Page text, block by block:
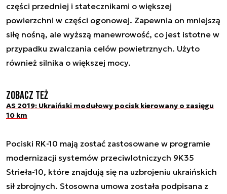
części przedniej i statecznikami o większej
powierzchni w części ogonowej. Zapewnia on mniejszą
siłę nośną, ale wyższą manewrowość, co jest istotne w
przypadku zwalczania celów powietrznych. Użyto
również silnika o większej mocy.
Zobacz też
AS 2019: Ukraiński modułowy pocisk kierowany o zasięgu
10 km
Pociski RK-10 mają zostać zastosowane w programie
modernizacji systemów przeciwlotniczych 9K35
Strieła-10, które znajdują się na uzbrojeniu ukraińskich
sił zbrojnych. Stosowna umowa została podpisana z